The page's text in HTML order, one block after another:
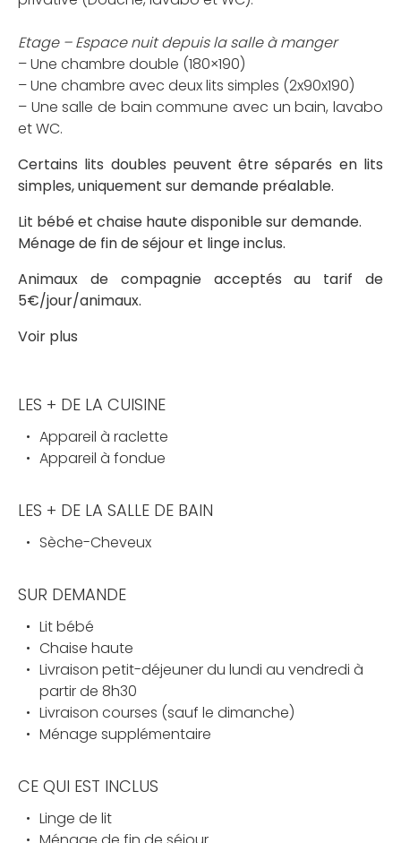
Etage – Espace nuit depuis la salle à manger
– Une chambre double (180×190)
– Une chambre avec deux lits simples (2x90x190)
– Une salle de bain commune avec un bain, lavabo
et WC.
Certains lits doubles peuvent être séparés en lits
simples, uniquement sur demande préalable.
Lit bébé et chaise haute disponible sur demande.
Ménage de fin de séjour et linge inclus.
Animaux de compagnie acceptés au tarif de
5€/jour/animaux.
Voir plus
LES + DE LA CUISINE
Appareil à raclette
Appareil à fondue
LES + DE LA SALLE DE BAIN
Sèche-Cheveux
SUR DEMANDE
Lit bébé
Chaise haute
Livraison petit-déjeuner du lundi au vendredi à
partir de 8h30
Livraison courses (sauf le dimanche)
Ménage supplémentaire
CE QUI EST INCLUS
Linge de lit